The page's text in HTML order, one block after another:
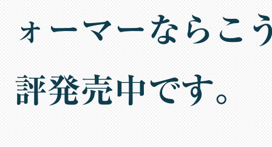
ォーマーならこ
評発売中です。